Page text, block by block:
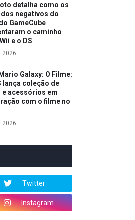
detalha como os
negativos do
GameCube
o caminho
e o DS
2026
Galaxy: O Filme:
lança coleção de
e acessórios em
com o filme no
2026
Twitter
Instagram